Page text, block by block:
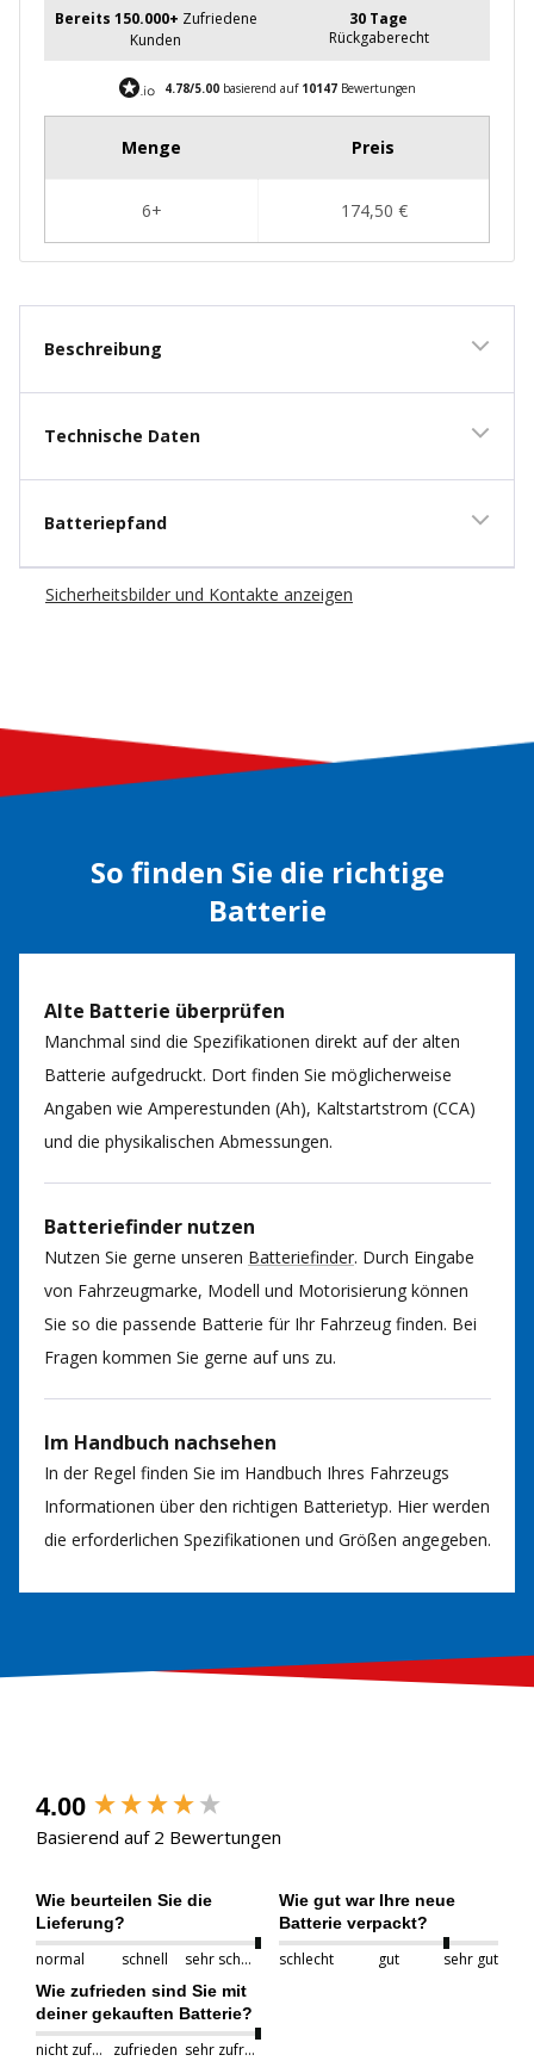
Bereits 150.000+ Zufriedene
Kunden
30 Tage
Rückgaberecht
4.78/5.00basierend auf 10147Bewertungen
Beschreibung
Technische Daten
Batteriepfand
Sicherheitsbilder und Kontakte anzeigen
So finden Sie die richtige
Batterie
Alte Batterie überprüfen
Manchmal sind die Spezifikationen direkt auf der alten
Batterie aufgedruckt. Dort finden Sie möglicherweise
Angaben wie Amperestunden (Ah), Kaltstartstrom (CCA)
und die physikalischen Abmessungen.
Batteriefinder nutzen
Nutzen Sie gerne unseren Batteriefinder. Durch Eingabe
von Fahrzeugmarke, Modell und Motorisierung können
Sie so die passende Batterie für Ihr Fahrzeug finden. Bei
Fragen kommen Sie gerne auf uns zu.
Im Handbuch nachsehen
In der Regel finden Sie im Handbuch Ihres Fahrzeugs
Informationen über den richtigen Batterietyp. Hier werden
die erforderlichen Spezifikationen und Größen angegeben.
4.00
Basierend auf 2 Bewertungen
Wie beurteilen Sie die
Lieferung?
normal schnell sehr schnell
Wie gut war Ihre neue
Batterie verpackt?
schlecht gut sehr gut
Wie zufrieden sind Sie mit
deiner gekauften Batterie?
nicht zufrieden zufrieden sehr zufrieden
New content loaded